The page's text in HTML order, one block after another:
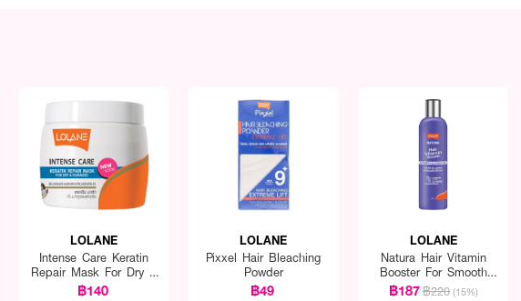
LOLANE
Intense Care Keratin
Repair Mask For Dry &
Damaged
฿140
LOLANE
Pixxel Hair Bleaching
Powder
฿49
LOLANE
Natura Hair Vitamin
Booster For Smooth
Straight
฿187฿220 (15%)